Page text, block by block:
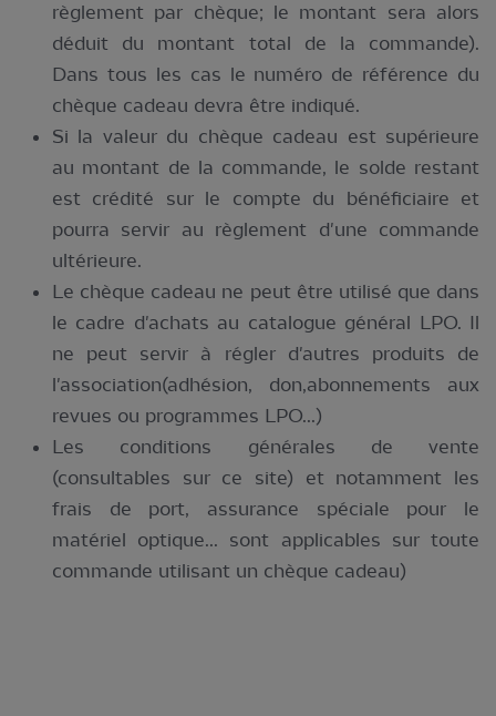
règlement par chèque; le montant sera alors
déduit du montant total de la commande).
Dans tous les cas le numéro de référence du
chèque cadeau devra être indiqué.
Si la valeur du chèque cadeau est supérieure
au montant de la commande, le solde restant
est crédité sur le compte du bénéficiaire et
pourra servir au règlement d'une commande
ultérieure.
Le chèque cadeau ne peut être utilisé que dans
le cadre d'achats au catalogue général LPO. Il
ne peut servir à régler d'autres produits de
l'association(adhésion, don,abonnements aux
revues ou programmes LPO...)
Les conditions générales de vente
(consultables sur ce site) et notamment les
frais de port, assurance spéciale pour le
matériel optique... sont applicables sur toute
commande utilisant un chèque cadeau)